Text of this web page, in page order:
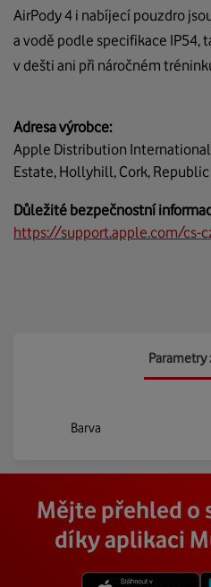
AirPody4 i nabíjecí pouzdro
a vodě podle specifikace IP54,
v dešti ani při náročném
Adresa výrobce:
Apple Distribution
Estate, Hollyhill, Cork,
Důležité bezpečnostní
https://support.apple.com/cs-
Parametry
Barva
Mějte přehled o
díky aplikaci